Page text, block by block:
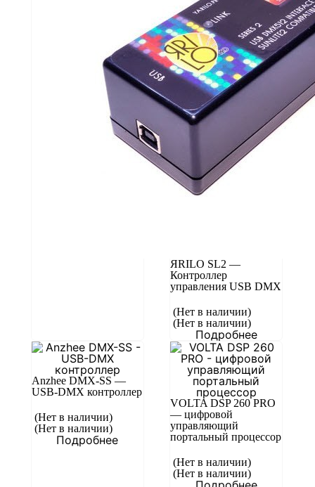
ЯRILO SL2 —
Контроллер
управления USB DMX
(Нет в наличии)
(Нет в наличии)
Подробнее
Anzhee DMX-SS —
USB-DMX контроллер
(Нет в наличии)
(Нет в наличии)
Подробнее
VOLTA DSP 260 PRO
— цифровой
управляющий
портальный процессор
(Нет в наличии)
(Нет в наличии)